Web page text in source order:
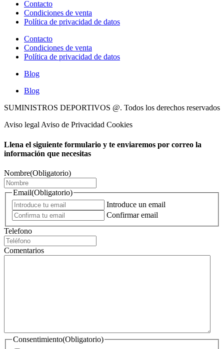
Contacto
Condiciones de venta
Política de privacidad de datos
Contacto
Condiciones de venta
Política de privacidad de datos
Blog
Blog
SUMINISTROS DEPORTIVOS @. Todos los derechos reservados
Aviso legal Aviso de Privacidad Cookies
Llena el siguiente formulario y te enviaremos por correo la
información que necesitas
Nombre(Obligatorio)
Email(Obligatorio)
Introduce un email
Confirmar email
Telefono
Comentarios
Consentimiento(Obligatorio)